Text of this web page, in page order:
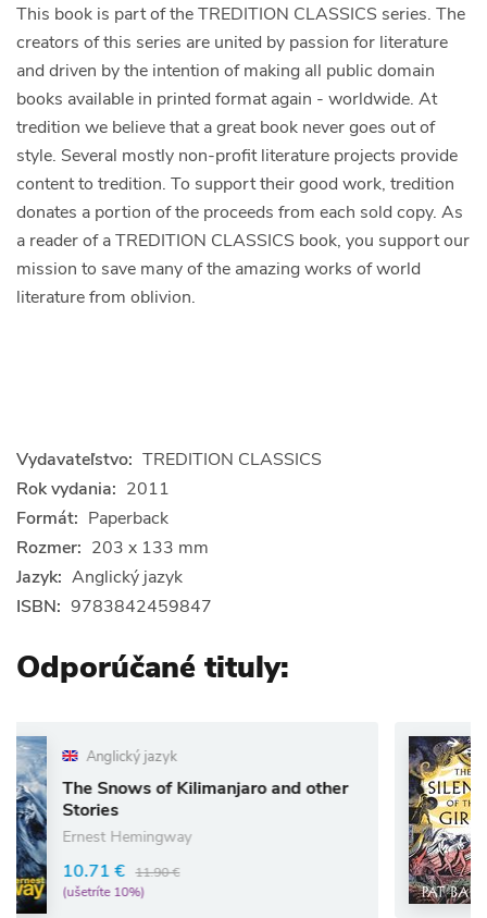
This book is part of the TREDITION CLASSICS series. The
creators of this series are united by passion for literature
and driven by the intention of making all public domain
books available in printed format again - worldwide. At
tredition we believe that a great book never goes out of
style. Several mostly non-profit literature projects provide
content to tredition. To support their good work, tredition
donates a portion of the proceeds from each sold copy. As
a reader of a TREDITION CLASSICS book, you support our
mission to save many of the amazing works of world
literature from oblivion.
Vydavateľstvo: TREDITION CLASSICS
Rok vydania: 2011
Formát: Paperback
Rozmer: 203 x 133 mm
Jazyk: Anglický jazyk
ISBN: 9783842459847
Odporúčané tituly:
jazyk
of Kilimanjaro and other
11.90 €
Anglický
The
Pat Barker
11.87 €
(ušetríte 10%)